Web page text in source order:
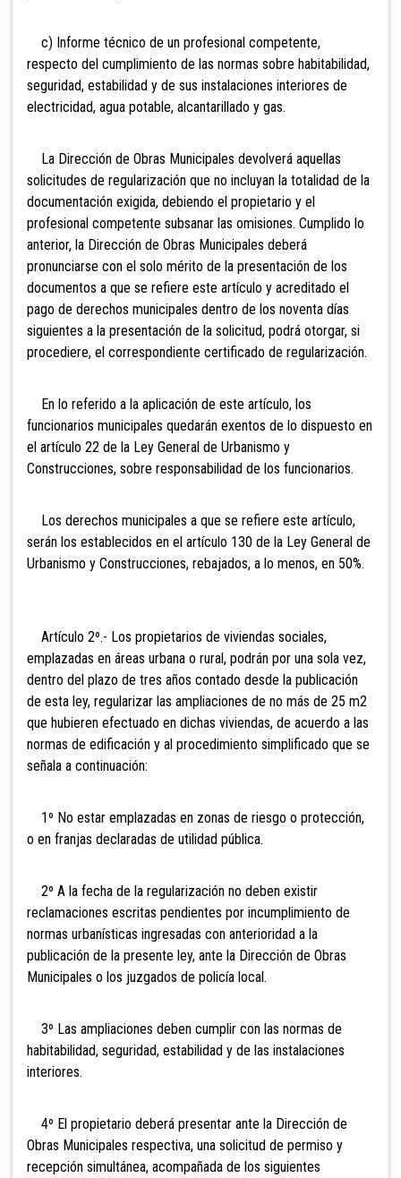
c) Informe técnico de un profesional competente,
respecto del cumplimiento de las normas sobre habitabilidad,
seguridad, estabilidad y de sus instalaciones interiores de
electricidad, agua potable, alcantarillado y gas.
La Dirección de Obras Municipales devolverá aquellas
solicitudes de regularización que no incluyan la totalidad de la
documentación exigida, debiendo el propietario y el
profesional competente subsanar las omisiones. Cumplido lo
anterior, la Dirección de Obras Municipales deberá
pronunciarse con el solo mérito de la presentación de los
documentos a que se refiere este artículo y acreditado el
pago de derechos municipales dentro de los noventa días
siguientes a la presentación de la solicitud, podrá otorgar, si
procediere, el correspondiente certificado de regularización.
En lo referido a la aplicación de este artículo, los
funcionarios municipales quedarán exentos de lo dispuesto en
el artículo 22 de la Ley General de Urbanismo y
Construcciones, sobre responsabilidad de los funcionarios.
Los derechos municipales a que se refiere este artículo,
serán los establecidos en el artículo 130 de la Ley General de
Urbanismo y Construcciones, rebajados, a lo menos, en 50%.
Artículo 2º.- Los propietarios de viviendas sociales,
emplazadas en áreas urbana o rural, podrán por una sola vez,
dentro del plazo de tres años contado desde la publicación
de esta ley, regularizar las ampliaciones de no más de 25 m2
que hubieren efectuado en dichas viviendas, de acuerdo a las
normas de edificación y al procedimiento simplificado que se
señala a continuación:
1º No estar emplazadas en zonas de riesgo o protección,
o en franjas declaradas de utilidad pública.
2º A la fecha de la regularización no deben existir
reclamaciones escritas pendientes por incumplimiento de
normas urbanísticas ingresadas con anterioridad a la
publicación de la presente ley, ante la Dirección de Obras
Municipales o los juzgados de policía local.
3º Las ampliaciones deben cumplir con las normas de
habitabilidad, seguridad, estabilidad y de las instalaciones
interiores.
4º El propietario deberá presentar ante la Dirección de
Obras Municipales respectiva, una solicitud de permiso y
recepción simultánea, acompañada de los siguientes